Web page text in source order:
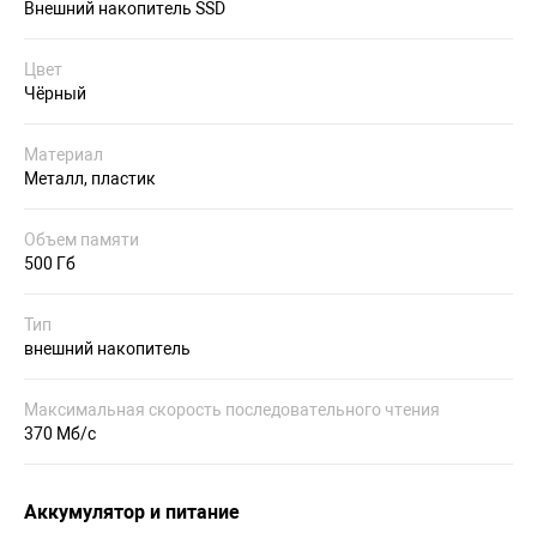
Внешний накопитель SSD
Цвет
Чёрный
Материал
Металл, пластик
Объем памяти
500 Гб
Тип
внешний накопитель
Максимальная скорость последовательного чтения
370 Мб/с
Аккумулятор и питание